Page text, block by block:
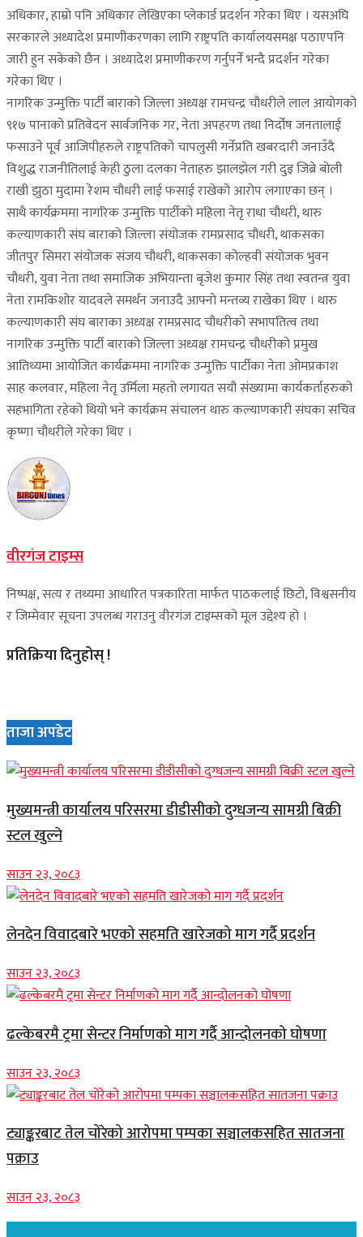
अधिकार, हाम्रो पनि अधिकार लेखिएका प्लेकार्ड प्रदर्शन गरेका थिए । यसअघि
सरकारले अध्यादेश प्रमाणीकरणका लागि राष्ट्रपति कार्यालयसमक्ष पठाएपनि
जारी हुन सकेको छैन । अध्यादेश प्रमाणीकरण गर्नुपर्ने भन्दै प्रदर्शन गरेका
गरेका थिए ।
नागरिक उन्मुक्ति पार्टी बाराको जिल्ला अध्यक्ष रामचन्द्र चौधरीले लाल आयोगको
९१७ पानाको प्रतिवेदन सार्वजनिक गर, नेता अपहरण तथा निर्दोष जनतालाई
फसाउने पूर्व आजिपीहरुले राष्ट्रपतिको चापलुसी गर्नेप्रति खबरदारी जनाउँदै
विशुद्ध राजनीतिलाई केही ठुला दलका नेताहरु झालझेल गरी दुइ जिब्रे बोली
राखी झुठा मुदामा रेशम चौधरी लाई फसाई राखेको आरोप लगाएका छन् ।
साथै कार्यक्रममा नागरिक उन्मुक्ति पार्टीको महिला नेतृ राधा चौधरी, थारु
कल्याणकारी संघ बाराको जिल्ला संयोजक रामप्रसाद चौधरी, थाकसका
जीतपुर सिमरा संयोजक संजय चौधरी, थाकसका कोल्हवी संयोजक भुवन
चौधरी, युवा नेता तथा समाजिक अभियान्ता बृजेश कुमार सिंह तथा स्वतन्त्र युवा
नेता रामकिशोर यादवले समर्थन जनाउदै आफ्नो मन्तव्य राखेका थिए । थारु
कल्याणकारी संघ बाराका अध्यक्ष रामप्रसाद चौधरीको सभापतित्व तथा
नागरिक उन्मुक्ति पार्टी बाराको जिल्ला अध्यक्ष रामचन्द्र चौधरीको प्रमुख
आतिथ्यमा आयोजित कार्यक्रममा नागरिक उन्मुक्ति पार्टीका नेता ओमप्रकाश
साह कलवार, महिला नेतृ उर्मिला महतो लगायत सयौ संख्यामा कार्यकर्ताहरुको
सहभागिता रहेको थियो भने कार्यक्रम संचालन थारु कल्याणकारी संघका सचिव
कृष्णा चौधरीले गरेका थिए ।
वीरगंज टाइम्स
निष्पक्ष, सत्य र तथ्यमा आधारित पत्रकारिता मार्फत पाठकलाई छिटो, विश्वसनीय
र जिम्मेवार सूचना उपलब्ध गराउनु वीरगंज टाइम्सको मूल उद्देश्य हो ।
प्रतिक्रिया दिनुहोस् !
ताजा अपडेट
मुख्यमन्त्री कार्यालय परिसरमा डीडीसीको दुग्धजन्य सामग्री बिक्री
स्टल खुल्ने
साउन २३, २०८३
लेनदेन विवादबारे भएको सहमति खारेजको माग गर्दै प्रदर्शन
साउन २३, २०८३
ढल्केबरमै ट्रमा सेन्टर निर्माणको माग गर्दै आन्दोलनको घोषणा
साउन २३, २०८३
ट्याङ्करबाट तेल चोरेको आरोपमा पम्पका सञ्चालकसहित सातजना
पक्राउ
साउन २३, २०८३